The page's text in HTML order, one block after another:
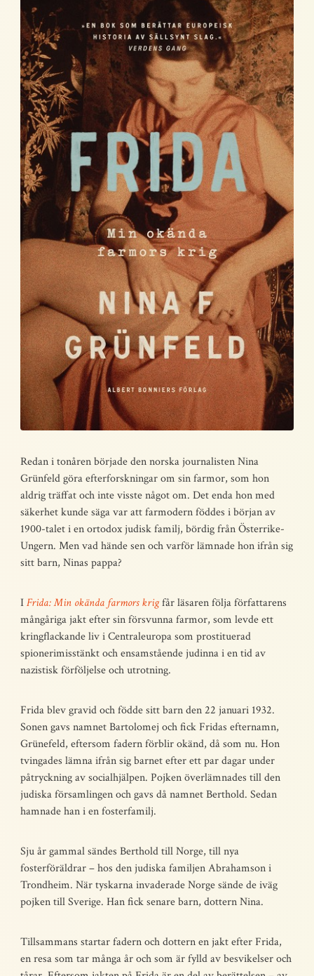
Redan i tonåren började den norska journalisten Nina
Grünfeld göra efterforskningar om sin farmor, som hon
aldrig träffat och inte visste något om. Det enda hon med
säkerhet kunde säga var att farmodern föddes i början av
1900-talet i en ortodox judisk familj, bördig från Österrike-
Ungern. Men vad hände sen och varför lämnade hon ifrån sig
sitt barn, Ninas pappa?
IFrida: Min okända farmors krigfår läsaren följa författarens
mångåriga jakt efter sin försvunna farmor, som levde ett
kringflackande liv i Centraleuropa som prostituerad
spionerimisstänkt och ensamstående judinna i en tid av
nazistisk förföljelse och utrotning.
Frida blev gravid och födde sitt barn den 22 januari 1932.
Sonen gavs namnet Bartolomej och fick Fridas efternamn,
Grünefeld, eftersom fadern förblir okänd, då som nu. Hon
tvingades lämna ifrån sig barnet efter ett par dagar under
påtryckning av socialhjälpen. Pojken överlämnades till den
judiska församlingen och gavs då namnet Berthold. Sedan
hamnade han i en fosterfamilj.
Sju år gammal sändes Berthold till Norge, till nya
fosterföräldrar – hos den judiska familjen Abrahamson i
Trondheim. När tyskarna invaderade Norge sände de iväg
pojken till Sverige. Han fick senare barn, dottern Nina.
Tillsammans startar fadern och dottern en jakt efter Frida,
en resa som tar många år och som är fylld av besvikelser och